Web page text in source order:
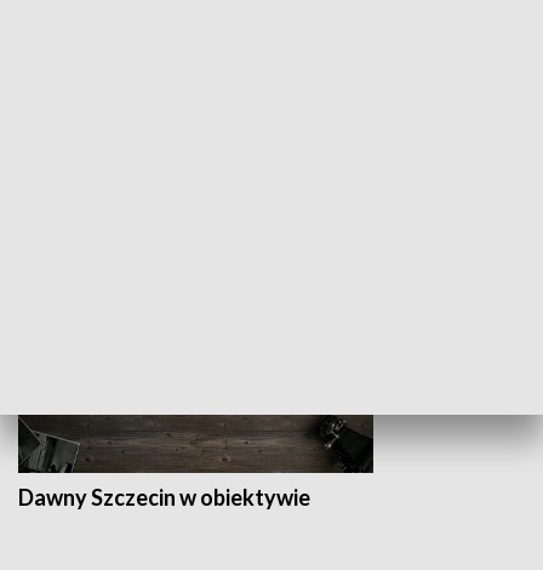
Dawny Szczecin w obiektywie